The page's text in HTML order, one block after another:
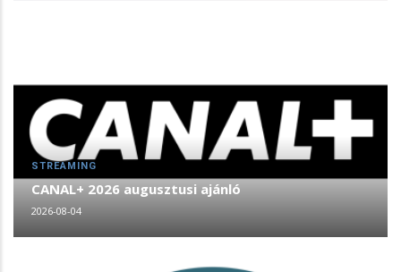
STREAMING
CANAL+ 2026 augusztusi ajánló
2026-08-04